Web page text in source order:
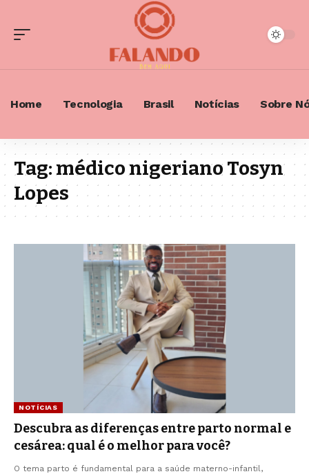
Home Tecnologia Brasil Notícias Sobre
Tag:médico nigeriano Tosyn
Lopes
NOTÍCIAS
Descubra as diferenças entre parto normal e
cesárea: qual é o melhor para você?
O tema parto é fundamental para a saúde materno-infantil,